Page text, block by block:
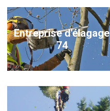
Entreprise d'élagage
74